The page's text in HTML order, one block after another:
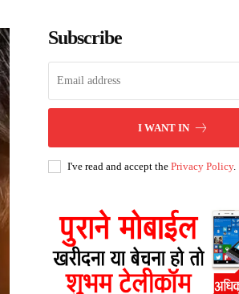
Subscribe
I WANT IN
I've read and accept thePrivacy Policy.